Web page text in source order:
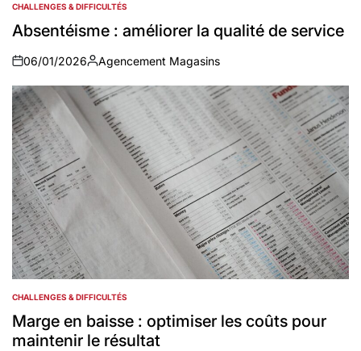
POSTED
IN
CHALLENGES & DIFFICULTÉS
Absentéisme : améliorer la qualité de service
on
06/01/2026
Auteur
Agencement Magasins
POSTED
IN
CHALLENGES & DIFFICULTÉS
Marge en baisse : optimiser les coûts pour
maintenir le résultat